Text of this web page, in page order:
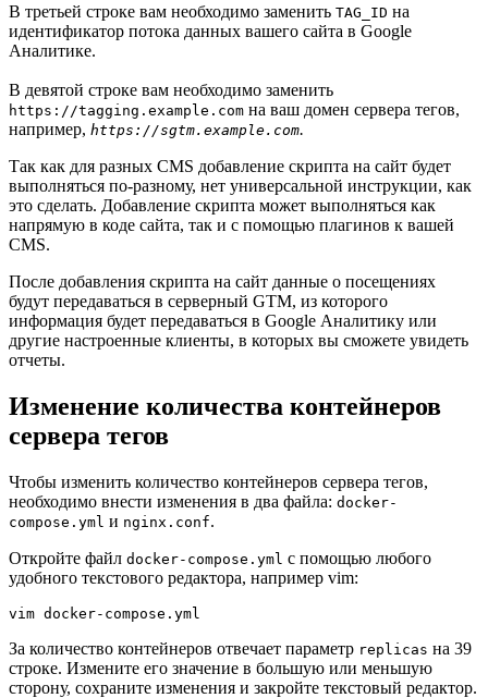
В третьей строке вам необходимо заменить TAG_ID на
идентификатор потока данных вашего сайта в Google
Аналитике.
В девятой строке вам необходимо заменить
https://tagging.example.com на ваш домен сервера тегов,
например, https://sgtm.example.com.
Так как для разных CMS добавление скрипта на сайт будет
выполняться по-разному, нет универсальной инструкции, как
это сделать. Добавление скрипта может выполняться как
напрямую в коде сайта, так и с помощью плагинов к вашей
CMS.
После добавления скрипта на сайт данные о посещениях
будут передаваться в серверный GTM, из которого
информация будет передаваться в Google Аналитику или
другие настроенные клиенты, в которых вы сможете увидеть
отчеты.
Изменение количества контейнеров
сервера тегов
Чтобы изменить количество контейнеров сервера тегов,
необходимо внести изменения в два файла: docker-
compose.yml и nginx.conf.
Откройте файл docker-compose.yml с помощью любого
удобного текстового редактора, например vim:
vim docker-compose.yml
За количество контейнеров отвечает параметр replicas на 39
строке. Измените его значение в большую или меньшую
сторону, сохраните изменения и закройте текстовый редактор.